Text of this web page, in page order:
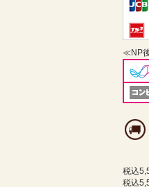
≪NP
税込
税込